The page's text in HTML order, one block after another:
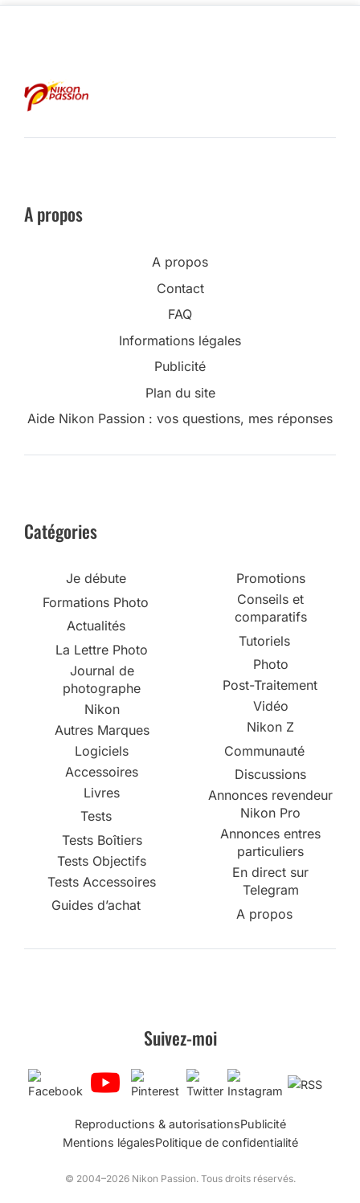
A propos
A propos
Contact
FAQ
Informations légales
Publicité
Plan du site
Aide Nikon Passion : vos questions, mes réponses
Catégories
Je débute
Formations Photo
Actualités
La Lettre Photo
Journal de
photographe
Nikon
Autres Marques
Logiciels
Accessoires
Livres
Tests
Tests Boîtiers
Tests Objectifs
Tests Accessoires
Guides d’achat
Promotions
Conseils et
comparatifs
Tutoriels
Photo
Post-Traitement
Vidéo
Nikon Z
Communauté
Discussions
Annonces revendeur
Nikon Pro
Annonces entres
particuliers
En direct sur
Telegram
A propos
Suivez-moi
Reproductions & autorisationsPublicité
Mentions légalesPolitique de confidentialité
© 2004–2026 Nikon Passion. Tous droits réservés.